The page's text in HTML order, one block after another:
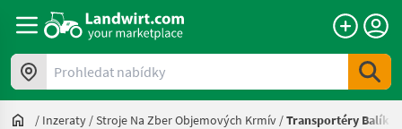
Prohledat nabídky
/ Inzeraty /Stroje Na Zber Objemových Krmív /Transportéry Balíkov